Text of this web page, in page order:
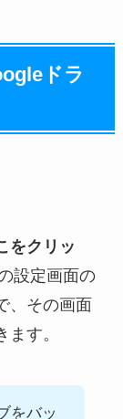
ドラ
をクリッ
設定画面の
、その画面
す。
をバッ